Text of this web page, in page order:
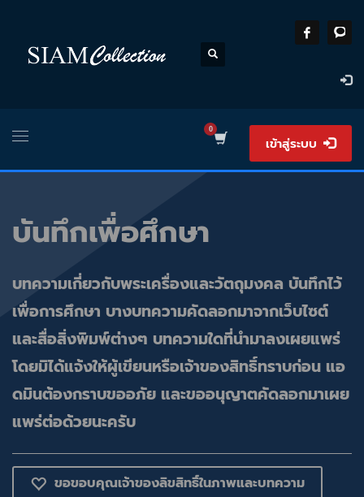
เข้าสู่ระบบ
บันทึกเพื่อศึกษา
บทความเกี่ยวกับพระเครื่องและวัตถุมงคล บันทึกไว้
เพื่อการศึกษา บางบทความคัดลอกมาจากเว็บไซต์
และสื่อสิ่งพิมพ์ต่างๆ บทความใดที่นำมาลงเผยแพร่
โดยมิได้แจ้งให้ผู้เขียนหรือเจ้าของสิทธิ์ทราบก่อน แอ
ดมินต้องกราบขออภัย และขออนุญาตคัดลอกมาเผย
แพร่ต่อด้วยนะครับ
ขอขอบคุณเจ้าของลิขสิทธิ์ในภาพและบทความ